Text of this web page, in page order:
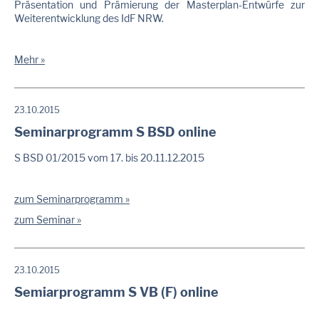
Präsentation und Prämierung der Masterplan-Entwürfe zur
Weiterentwicklung des IdF NRW.
Mehr
23.10.2015
Seminarprogramm S BSD online
S BSD 01/2015 vom 17. bis 20.11.12.2015
zum Seminarprogramm
zum Seminar
23.10.2015
Semiarprogramm S VB (F) online